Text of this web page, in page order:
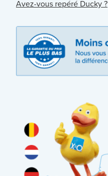
Avez-vous repéré Ducky ?